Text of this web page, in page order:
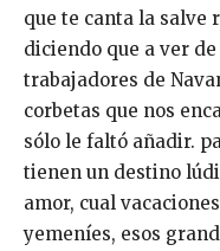
que te canta la salve
diciendo que a ver
trabajadores de
corbetas que nos
sólo le faltó añadir.
tienen un destino
amor, cual
yemeníes, esos